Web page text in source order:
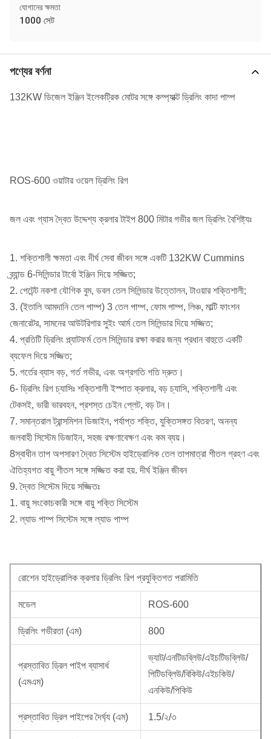
যোগানের ক্ষমতা
1000 সেট
পণ্যের বর্ণনা
132KW ডিজেল ইঞ্জিন ইলেকট্রিক মোটর সঙ্গে কম্প্যাক্ট ড্রিলিং কাদা পাম্প
ROS-600 ওয়াটার ওয়েল ড্রিলিং রিগ
জল এবং গ্যাস দ্বৈত উদ্দেশ্য ক্রলার টাইপ 800 মিটার গভীর জল ড্রিলিং বৈশিষ্ট্যঃ
1. শক্তিশালী ক্ষমতা এবং দীর্ঘ সেবা জীবন সঙ্গে একটি 132KW Cummins
ব্র্যান্ড 6-সিলিন্ডার টার্বো ইঞ্জিন দিয়ে সজ্জিত;
2. পেটেন্ট নকশা যৌগিক বুম, ডবল তেল সিলিন্ডার উত্তোলন, টাওয়ার শক্তিশালী;
3. (ইতালি আমদানি তেল পাম্প) 3 তেল পাম্প, ফোম পাম্প, লিঞ্চ, মাল্টি ফাংশন
জেনারেটর, সামনের আউটরিগার সুইং আর্ম তেল সিলিন্ডার দিয়ে সজ্জিত;
4. প্রতিটি ড্রিলিং প্ল্যাটফর্ম তেল সিলিন্ডার রক্ষা করার জন্য প্রধান বাহুতে একটি
ব্যফেল দিয়ে সজ্জিত;
5. গর্তের ব্যাস বড়, গর্ত গভীর, এবং অগ্রগতি গতি দ্রুত।
6- ড্রিলিং রিগ চ্যাসিঃ শক্তিশালী ইস্পাত ক্রলার, বড় চ্যাসি, শক্তিশালী এবং
টেকসই, ভারী ভারবহন, প্রশস্ত চেইন প্লেট, বড় টন।
7. সমান্তরাল ট্রান্সমিশন ডিজাইন, পর্যাপ্ত শক্তি, যুক্তিসঙ্গত বিতরণ, অনন্য
জলবাহী সিস্টেম ডিজাইন, সহজ রক্ষণাবেক্ষণ এবং কম ব্যয়।
8স্বাধীন তাপ অপসারণ দ্বৈত সিস্টেম হাইড্রোলিক তেল তাপমাত্রা শীতল গ্রহণ এবং
ঐতিহ্যগত বায়ু শীতল সঙ্গে সজ্জিত করা হয়. দীর্ঘ ইঞ্জিন জীবন
9. দ্বৈত সিস্টেম দিয়ে সজ্জিতঃ
1. বায়ু সংকোচকারী সঙ্গে বায়ু শক্তি সিস্টেম
2. ল্যাড পাম্প সিস্টেম সঙ্গে ল্যাড পাম্প
রোশেন হাইড্রোলিক ক্রলার ড্রিলিং রিগ প্রযুক্তিগত পরামিতি
মডেল ROS-600
ড্রিলিং গভীরতা (এম) 800
প্রস্তাবিত ড্রিল পাইপ ব্যাসার্ধ
(এমএম)
ভ্যাট/এনটিডব্লিউ/এইচটিডব্লিউ/
পিটিডব্লিউ/বিকিউ/এইচকিউ/
এনকিউ/পিকিউ
প্রস্তাবিত ড্রিল পাইপের দৈর্ঘ্য (এম) 1.5/২/৩